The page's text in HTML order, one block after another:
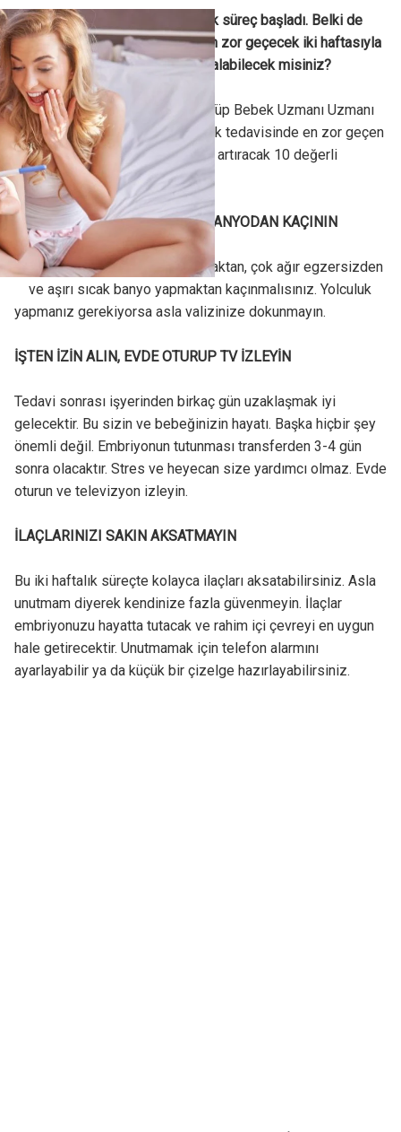
İşte transfer bitti ve iki haftalık süreç başladı. Belki de
hayatınızın duygusal açıdan en zor geçecek iki haftasıyla
başbaşasınız. Acaba hamile kalabilecek misiniz?
Kadın Hastalıkları Doğum ve Tüp Bebek Uzmanı Uzmanı
Op. Dr. Betül Görgen, tüp bebek tedavisinde en zor geçen
o iki haftada gebelik şansınızı artıracak 10 değerli
ipucunu sizler için yazdı.
AĞIR KALDIRMAYIN SICAK BANYODAN KAÇININ
Bu andan itibaren ağır kaldırmaktan, çok ağır egzersizden
ve aşırı sıcak banyo yapmaktan kaçınmalısınız. Yolculuk
yapmanız gerekiyorsa asla valizinize dokunmayın.
İŞTEN İZİN ALIN, EVDE OTURUP TV İZLEYİN
Tedavi sonrası işyerinden birkaç gün uzaklaşmak iyi
gelecektir. Bu sizin ve bebeğinizin hayatı. Başka hiçbir şey
önemli değil. Embriyonun tutunması transferden 3-4 gün
sonra olacaktır. Stres ve heyecan size yardımcı olmaz. Evde
oturun ve televizyon izleyin.
İLAÇLARINIZI SAKIN AKSATMAYIN
Bu iki haftalık süreçte kolayca ilaçları aksatabilirsiniz. Asla
unutmam diyerek kendinize fazla güvenmeyin. İlaçlar
embriyonuzu hayatta tutacak ve rahim içi çevreyi en uygun
hale getirecektir. Unutmamak için telefon alarmını
ayarlayabilir ya da küçük bir çizelge hazırlayabilirsiniz.